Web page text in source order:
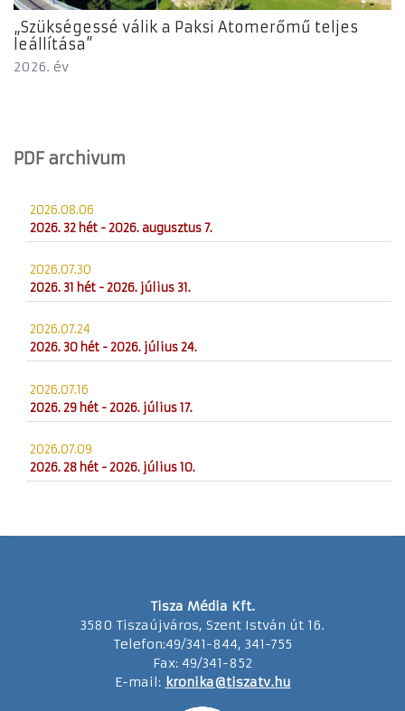
„Szükségessé válik a Paksi Atomerőmű teljes
leállítása”
2026. év
PDF archivum
2026.08.06
2026. 32 hét - 2026. augusztus 7.
2026.07.30
2026. 31 hét - 2026. július 31.
2026.07.24
2026. 30 hét - 2026. július 24.
2026.07.16
2026. 29 hét - 2026. július 17.
2026.07.09
2026. 28 hét - 2026. július 10.
Tisza Média Kft.
3580 Tiszaújváros, Szent István út 16.
Telefon:49/341-844, 341-755
Fax: 49/341-852
E-mail: kronika@tiszatv.hu